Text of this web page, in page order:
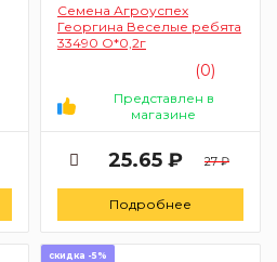
Семена Агроуспех
Георгина Веселые ребята
33490 О*0,2г
(0)
Представлен в
магазине
25.65 ₽ 27 ₽
Подробнее
скидка -5%